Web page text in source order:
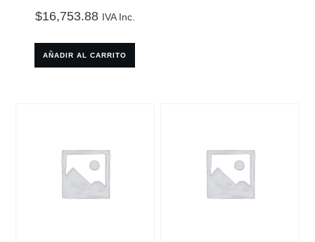
$16,753.88 IVA Inc.
AÑADIR AL CARRITO